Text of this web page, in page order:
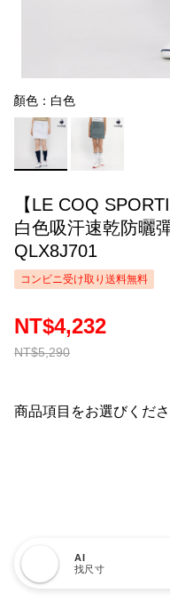
顏色：白色
【LE COQ
白色吸汗速乾防曬
QLX8J701
コンビニ受け取り送料無料
NT$5,290
NT$4,232
商品項目をお選びくだ
AI
找尺寸